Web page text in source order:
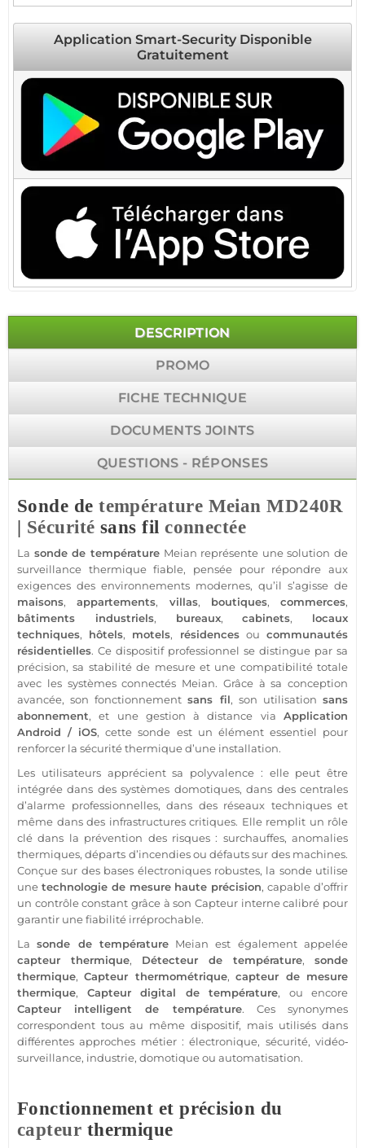
Application Smart-Security Disponible
Gratuitement
DESCRIPTION
PROMO
FICHE TECHNIQUE
DOCUMENTS JOINTS
QUESTIONS - RÉPONSES
Sonde detempérature Meian MD240R
Sécurité sans filconnectée
La sonde de température Meian représente une solution de
surveillance thermiquefiable, pensée pour répondre aux
exigences des environnements modernes, qu’il s’agisse de
maisons,appartements, villas, boutiques, commerces,
bâtiments industriels, bureaux,cabinets, locaux
techniques, hôtels, motels, résidencesoucommunautés
résidentielles. Ce dispositif professionnel se distingue par sa
précision, sa stabilité de mesure et une compatibilité totale
avec les systèmes connectés Meian. Grâce à sa conception
avancée, son fonctionnementsans fil, son utilisationsans
abonnement, et une gestion à distance via Application
Android / iOS, cette sonde est un élément essentiel pour
renforcer la sécuritéthermique d’une installation.
Les utilisateurs apprécient sa polyvalence : elle peut être
intégrée dans des systèmes domotiques, dans des centrales
d’alarme professionnelles, dans des réseaux techniques et
même dans des infrastructures critiques. Elle remplit un rôle
clé dans la prévention des risques : surchauffes, anomalies
thermiques, départs d’incendies ou défauts sur des machines.
Conçue sur des bases électroniques robustes, la sonde utilise
une technologie de mesure haute précision, capable d’offrir
un contrôle constant grâce à son Capteur interne calibré pour
garantir une fiabilité irréprochable.
Lasonde de température Meian est également appelée
capteur thermique, Détecteur de température, sonde
thermique,Capteur thermométrique,capteur de mesure
thermique, Capteurdigital de température, ou encore
Capteur intelligent de température. Ces synonymes
correspondent tous au même dispositif, mais utilisés dans
différentes approches métier : électronique, sécurité, vidéo‐
surveillance, industrie, domotiqueou automatisation.
Fonctionnement et précision du
capteur thermique